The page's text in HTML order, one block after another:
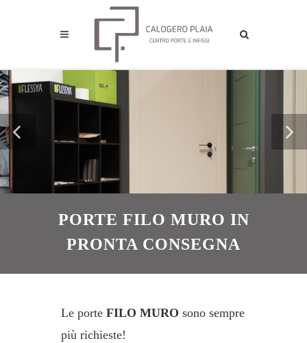
PORTE FILO MURO IN
PRONTA CONSEGNA
Le porte FILO MURO sono sempre
più richieste!